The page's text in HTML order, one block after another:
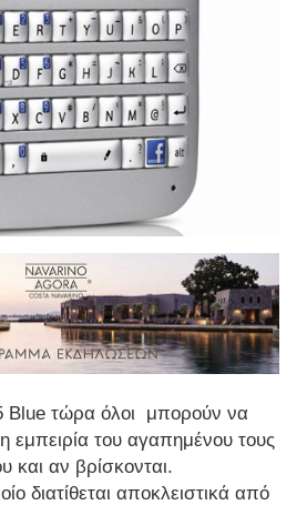
Blue τώρα όλοι μπορούν να
εμπειρία του αγαπημένου τους
αν βρίσκονται.
διατίθεται αποκλειστικά από